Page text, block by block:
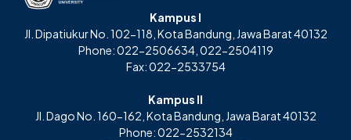
Kampus I
Jl. Dipatiukur No. 102-118, Kota Bandung, Jawa Barat 40132
Phone: 022-2506634, 022-2504119
Fax: 022-2533754
Kampus II
Jl. Dago No. 160-162, Kota Bandung, Jawa Barat 40132
Phone: 022-2532134